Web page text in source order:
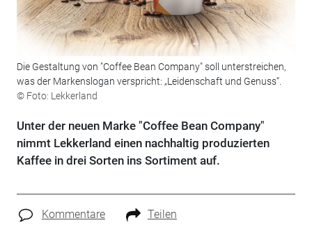
Die Gestaltung von "Coffee Bean Company" soll unterstreichen,
was der Markenslogan verspricht: „Leidenschaft und Genuss“.
© Foto: Lekkerland
Unter der neuen Marke "Coffee Bean Company"
nimmt Lekkerland einen nachhaltig produzierten
Kaffee in drei Sorten ins Sortiment auf.
Kommentare Teilen